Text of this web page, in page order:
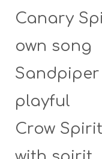
Canary
own song
Sandpiper
playful
Crow